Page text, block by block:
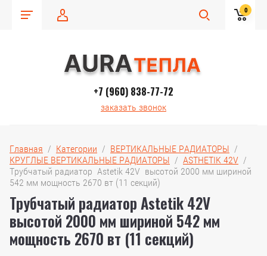
0
+7 (960) 838-77-72
заказать звонок
Главная
  /
Категории
  /
ВЕРТИКАЛЬНЫЕ РАДИАТОРЫ
КРУГЛЫЕ ВЕРТИКАЛЬНЫЕ РАДИАТОРЫ
  /
ASTHETIK 42V
  /
Трубчатый радиатор  Astetik 42V  высотой 2000 мм шириной
542 мм мощность 2670 вт (11 секций)
Трубчатый радиатор Astetik 42V
высотой 2000 мм шириной 542 мм
мощность 2670 вт (11 секций)